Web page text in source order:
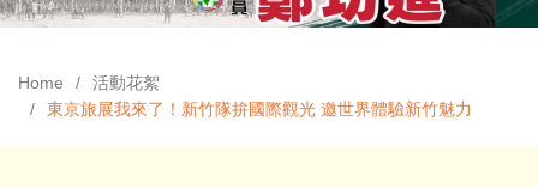
Home
活動花絮
東京旅展我來了！新竹隊拚國際觀光 邀世界體驗新竹魅力